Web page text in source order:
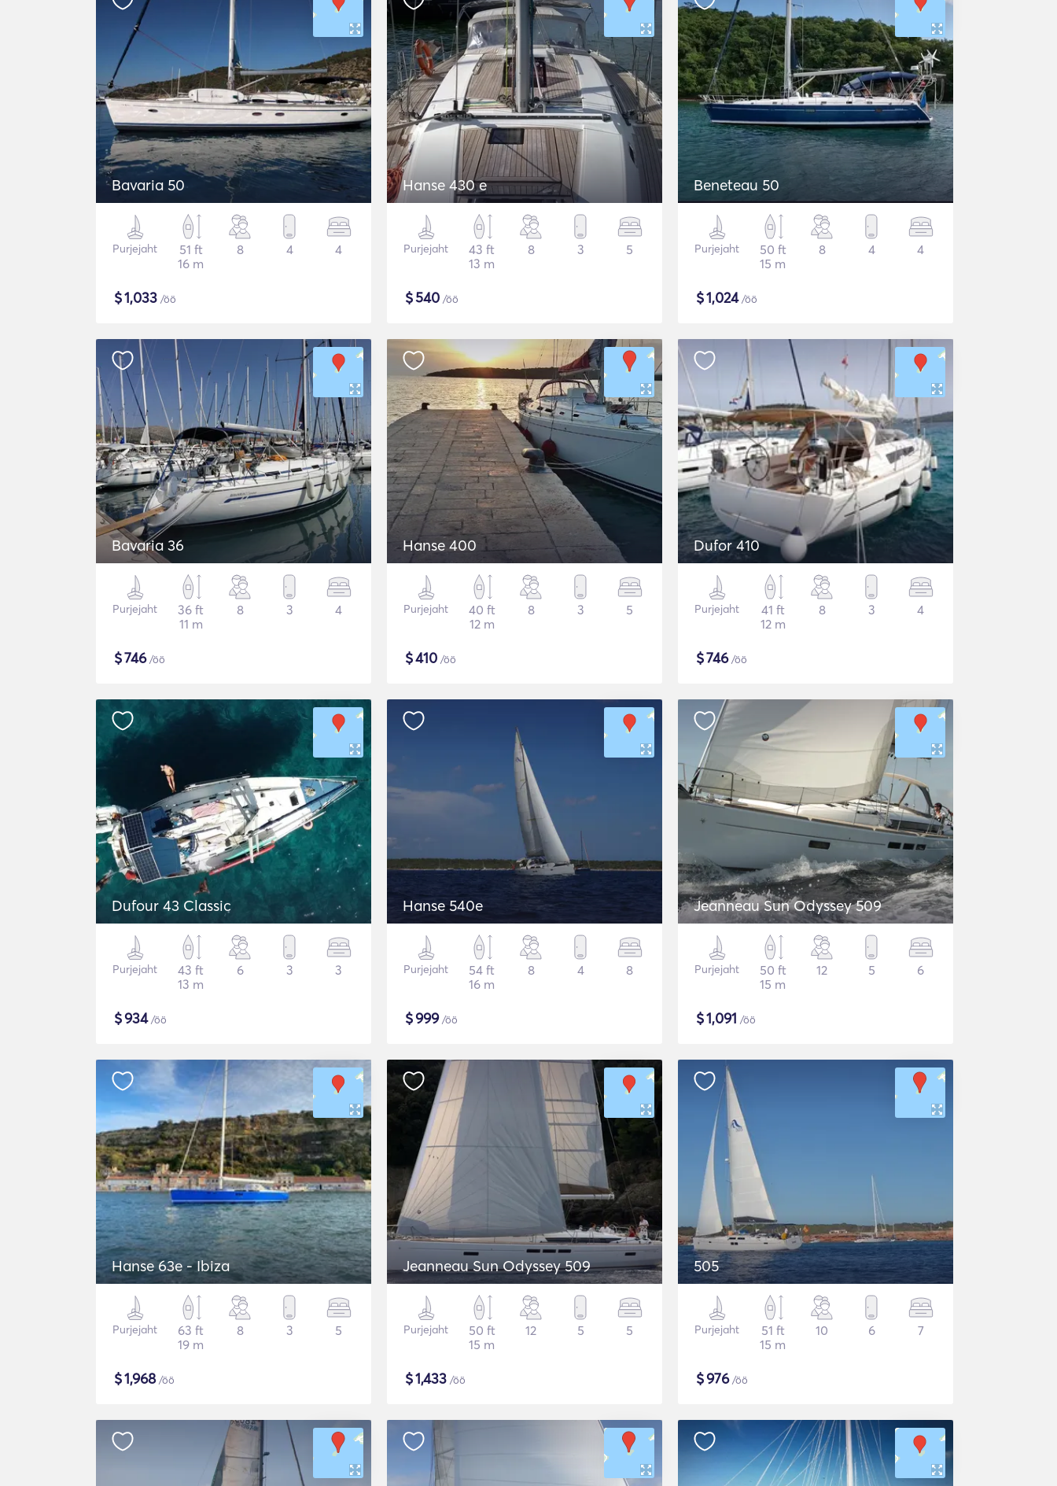
Bavaria 50
Purjejaht
51 ft
16 m
8 4 4
$1,033 /öö
Hanse 430 e
Purjejaht
43 ft
13 m
8 3 5
$540 /öö
Beneteau 50
Purjejaht
50 ft
15 m
8 4 4
$1,024/öö
Bavaria 36
Purjejaht
36 ft
11 m
8 3 4
$746/öö
Hanse 400
Purjejaht
40 ft
12 m
8 3 5
$410 /öö
Dufor 410
Purjejaht
41 ft
12 m
8 3 4
$746/öö
Dufour 43 Classic
Purjejaht
43 ft
13 m
6 3 3
$934/öö
Hanse 540e
Purjejaht
54 ft
16 m
8 4 8
$999/öö
Jeanneau Sun Odyssey 509
Purjejaht
50 ft
15 m
12 5 6
$1,091 /öö
Hanse 63e - Ibiza
Purjejaht
63 ft
19 m
8 3 5
$1,968/öö
Jeanneau Sun Odyssey 509
Purjejaht
50 ft
15 m
12 5 5
$1,433 /öö
505
Purjejaht
51 ft
15 m
10 6 7
$976/öö